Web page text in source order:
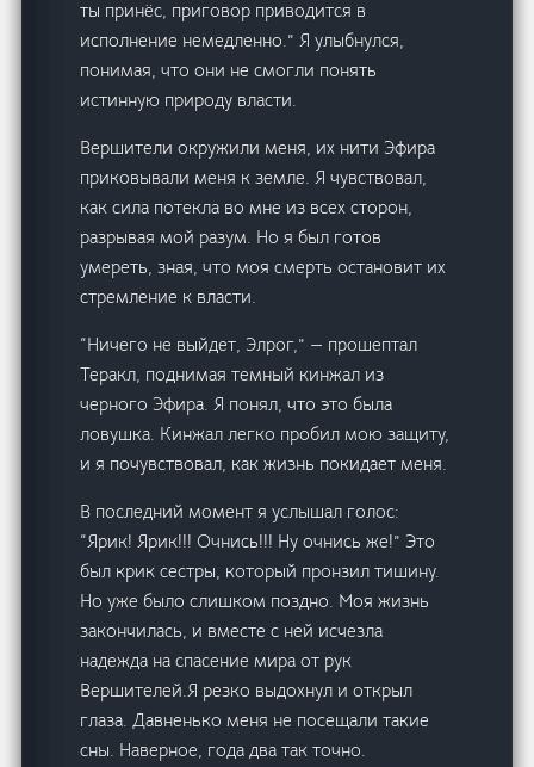
ты принёс, приговор приводится в
исполнение немедленно.” Я улыбнулся,
понимая, что они не смогли понять
истинную природу власти.
Вершители окружили меня, их нити Эфира
приковывали меня к земле. Я чувствовал,
как сила потекла во мне из всех сторон,
разрывая мой разум. Но я был готов
умереть, зная, что моя смерть остановит их
стремление к власти.
“Ничего не выйдет, Элрог,” — прошептал
Теракл, поднимая темный кинжал из
черного Эфира. Я понял, что это была
ловушка. Кинжал легко пробил мою защиту,
и я почувствовал, как жизнь покидает меня.
В последний момент я услышал голос:
“Ярик! Ярик!!! Очнись!!! Ну очнись же!” Это
был крик сестры, который пронзил тишину.
Но уже было слишком поздно. Моя жизнь
закончилась, и вместе с ней исчезла
надежда на спасение мира от рук
Вершителей.Я резко выдохнул и открыл
глаза. Давненько меня не посещали такие
сны. Наверное, года два так точно.